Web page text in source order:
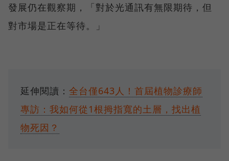
發展仍在觀察期，「對於光通訊有無限期待，但
對市場是正在等待。」
延伸閱讀： 全台僅643人！首屆植物診療師
專訪：我如何從1根拇指寬的土層，找出植
物死因？